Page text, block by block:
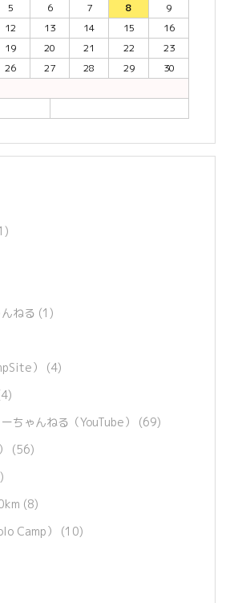
5 6 7 8
9
12 13 14 15
16
19 20 21 22
23
26 27 28 29
30
ねる (1)
） (4)
ちゃんねる（YouTube） (69)
(56)
(8)
Camp） (10)